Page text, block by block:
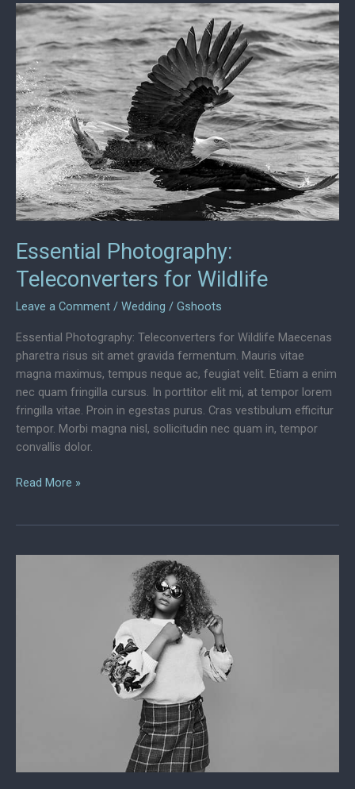
Greenland
Essential Photography:
Teleconverters for Wildlife
Leave a Comment / Wedding / Gshoots
Essential Photography: Teleconverters for Wildlife Maecenas
pharetra risus sit amet gravida fermentum. Mauris vitae
magna maximus, tempus neque ac, feugiat velit. Etiam a enim
nec quam fringilla cursus. In porttitor elit mi, at tempor lorem
fringilla vitae. Proin in egestas purus. Cras vestibulum efficitur
tempor. Morbi magna nisl, sollicitudin nec quam in, tempor
convallis dolor.
Essential
Wildlife
Read More »